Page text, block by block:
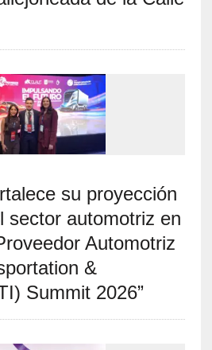
su proyección
sector automotriz en
Automotriz
&
Summit 2026”